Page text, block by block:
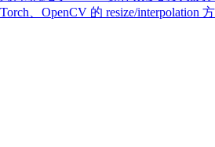
、OpenCV 的 resize/